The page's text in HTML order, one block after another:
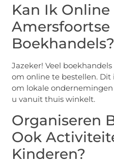
Kan Ik
Amersfoortse
Boekhandels?
Jazeker! Veel
om online te bestellen.
om lokale
u vanuit thuis winkelt.
Organiseren
Ook
Kinderen?